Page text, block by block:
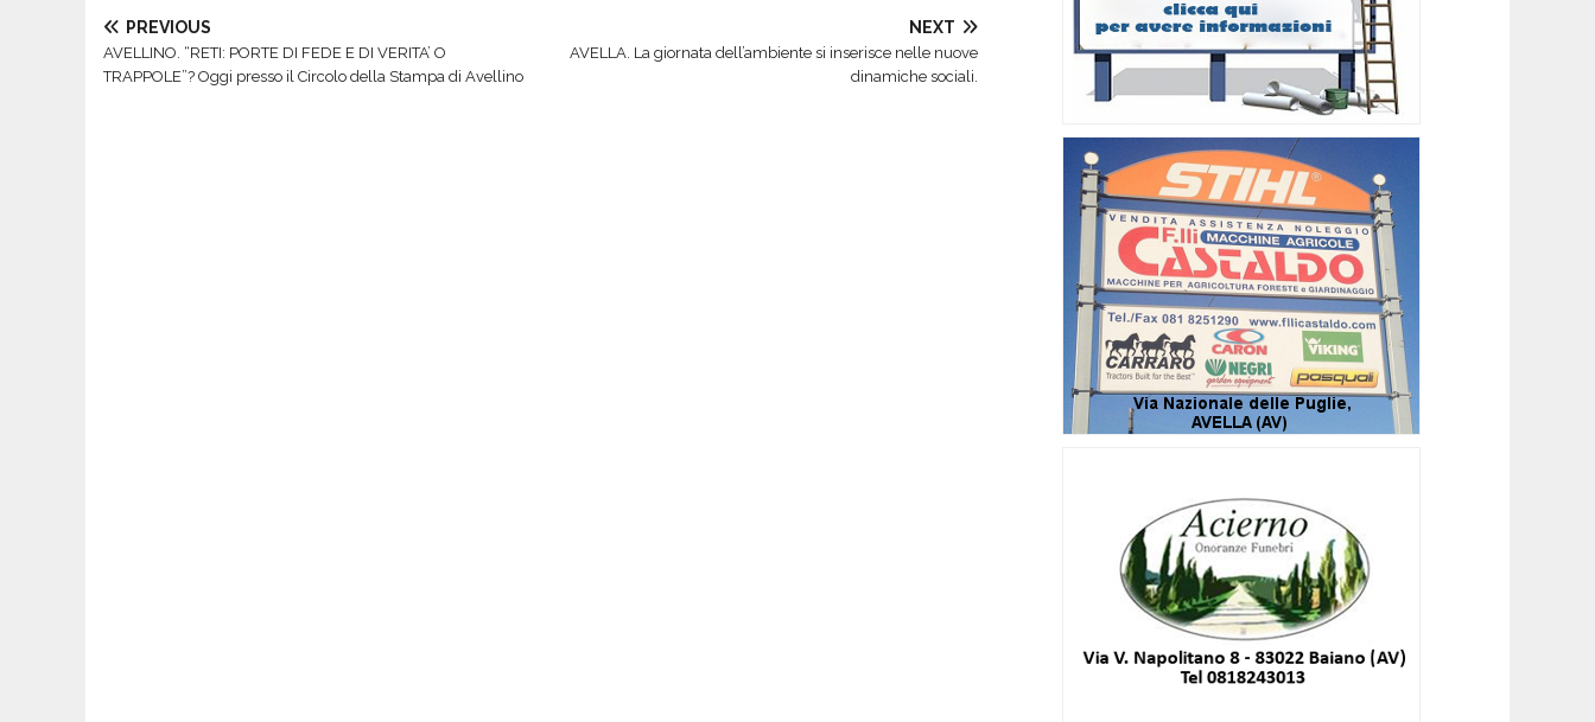
PREVIOUS
AVELLINO. “RETI: PORTE DI FEDE E DI VERITA’ O
TRAPPOLE”? Oggi presso il Circolo della Stampa di Avellino
NEXT
AVELLA. La giornata dell’ambiente si inserisce nelle nuove
dinamiche sociali.